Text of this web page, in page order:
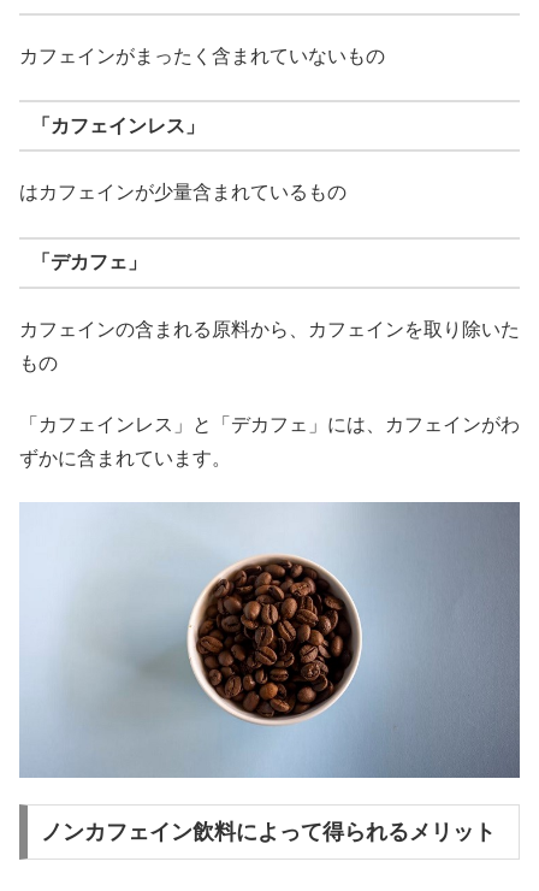
カフェインがまったく含まれていないもの
「カフェインレス」
はカフェインが少量含まれているもの
「デカフェ」
カフェインの含まれる原料から、カフェインを取り除いた
もの
「カフェインレス」と「デカフェ」には、カフェインがわ
ずかに含まれています。
ノンカフェイン飲料によって得られるメリット